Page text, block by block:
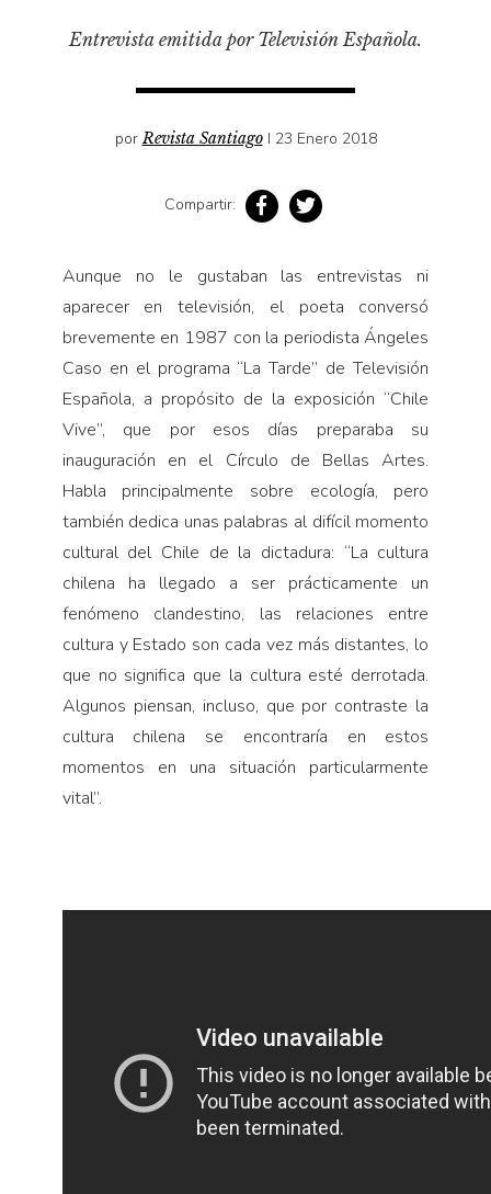
Libros usados
Narrativas visuales
Política
Relecturas
Sociedad
Turismo accidental
Vidas paralelas
Voces y lecturas
Entrevista emitida por Televisión Española.
porRevista Santiago I 23 Enero 2018
Compartir:
Aunque no le gustaban las entrevistas ni
aparecer en televisión, el poeta conversó
brevemente en 1987 con la periodista Ángeles
Caso en el programa “La Tarde” de Televisión
Española, a propósito de la exposición “Chile
Vive”, que por esos días preparaba su
inauguración en el Círculo de Bellas Artes.
Habla principalmente sobre ecología, pero
también dedica unas palabras al difícil momento
cultural del Chile de la dictadura: “La cultura
chilena ha llegado a ser prácticamente un
fenómeno clandestino, las relaciones entre
cultura y Estado son cada vez más distantes, lo
que no significa que la cultura esté derrotada.
Algunos piensan, incluso, que por contraste la
cultura chilena se encontraría en estos
momentos en una situación particularmente
vital”.